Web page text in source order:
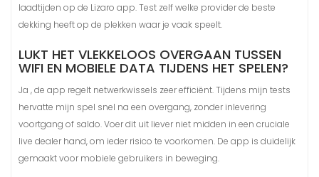
laadtijden op de Lizaro app. Test zelf welke provider de beste
dekking heeft op de plekken waar je vaak speelt.
LUKT HET VLEKKELOOS OVERGAAN TUSSEN
WIFI EN MOBIELE DATA TIJDENS HET SPELEN?
Ja , de app regelt netwerkwissels zeer efficiënt. Tijdens mijn tests
hervatte mijn spel snel na een overgang, zonder inlevering
voortgang of saldo. Voer dit uit liever niet midden in een cruciale
live dealer hand, om ieder risico te voorkomen. De app is duidelijk
gemaakt voor mobiele gebruikers in beweging.